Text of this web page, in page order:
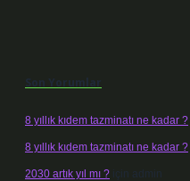
Son Yorumlar
8 yıllık kıdem tazminatı ne kadar ?
8 yıllık kıdem tazminatı ne kadar ?
2030 artık yıl mı ? için admin